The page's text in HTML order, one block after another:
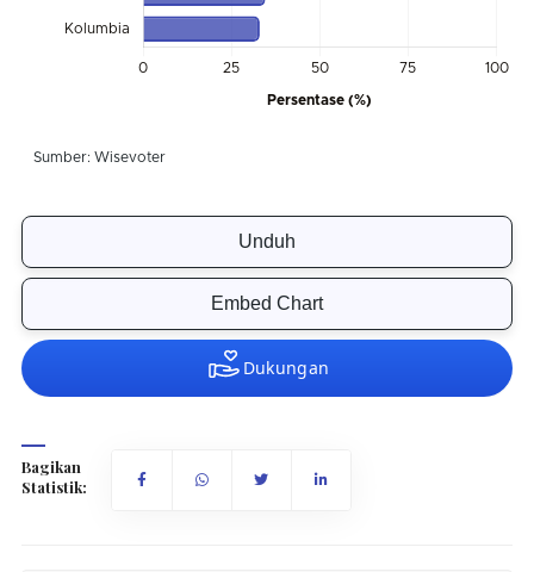
Unduh
Embed Chart
Bagikan
Statistik: